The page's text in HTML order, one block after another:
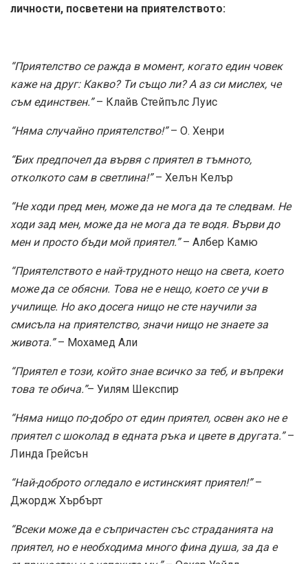
личности, посветени на приятелството:
“Приятелство се ражда в момент, когато един човек
каже на друг: Какво? Ти също ли? А аз си мислех, че
съм единствен.”– Клайв Стейпълс Луис
“Няма случайно приятелство!”– О. Хенри
“Бих предпочел да вървя с приятел в тъмното,
отколкото сам в светлина!”– Хелън Келър
“Не ходи пред мен, може да не мога да те следвам. Не
ходи зад мен, може да не мога да те водя. Върви до
мен и просто бъди мой приятел.”– Албер Камю
“Приятелството е най-трудното нещо на света, което
може да се обясни. Това не е нещо, което се учи в
училище. Но ако досега нищо не сте научили за
смисъла на приятелство, значи нищо не знаете за
живота.”– Мохамед Али
“Приятел е този, който знае всичко за теб, и въпреки
това те обича.”– Уилям Шекспир
“Няма нищо по-добро от един приятел, освен ако не е
приятел с шоколад в едната ръка и цвете в другата.”–
Линда Грейсън
“Най-доброто огледало е истинският приятел!”–
Джордж Хърбърт
“Всеки може да е съпричастен със страданията на
приятел, но е необходима много фина душа, за да е